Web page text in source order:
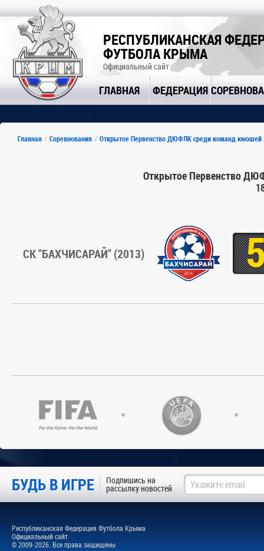
РЕСПУБЛИКАНСКАЯ
ФУТБОЛА КРЫМА
Официальный сайт
ГЛАВНАЯ ФЕДЕРАЦИЯ
Главная Соревнования Открытое Первенство ДЮФЛК среди команд юношей
Открытое Первенство
СК "БАХЧИСАРАЙ" (2013)
БУДЬ В ИГРЕ Подпишись на
рассылку новостей
Республиканская Федерация Футбола Крыма
Официальный сайт
© 2009-2026. Все права защищены